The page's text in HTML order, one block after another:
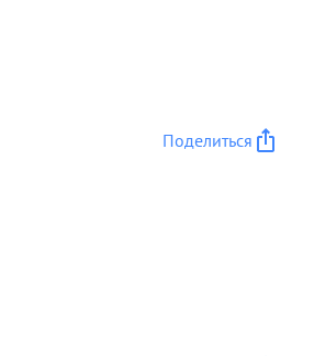
Поделиться